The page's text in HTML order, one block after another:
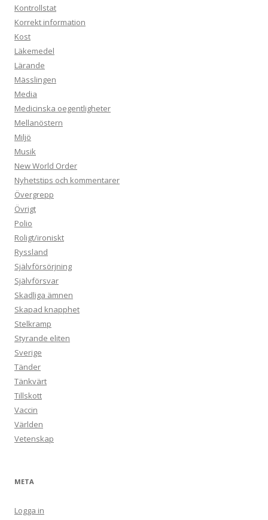
Kontrollstat
Korrekt information
Kost
Läkemedel
Lärande
Mässlingen
Media
Medicinska oegentligheter
Mellanöstern
Miljö
Musik
New World Order
Nyhetstips och kommentarer
Övergrepp
Övrigt
Polio
Roligt/ironiskt
Ryssland
Självförsörjning
Självförsvar
Skadliga ämnen
Skapad knapphet
Stelkramp
Styrande eliten
Sverige
Tänder
Tänkvärt
Tillskott
Vaccin
Världen
Vetenskap
META
Logga in